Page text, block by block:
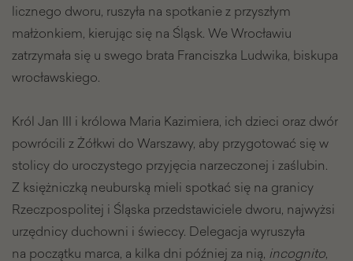
licznego dworu, ruszyła na spotkanie z przyszłym
małżonkiem, kierując się na Śląsk. We Wrocławiu
zatrzymała się u swego brata Franciszka Ludwika, biskupa
wrocławskiego.
Król Jan III i królowa Maria Kazimiera, ich dzieci oraz dwór
powrócili z Żółkwi do Warszawy, aby przygotować się w
stolicy do uroczystego przyjęcia narzeczonej i zaślubin.
Z księżniczką neuburską mieli spotkać się na granicy
Rzeczpospolitej i Śląska przedstawiciele dworu, najwyżsi
urzędnicy duchowni i świeccy. Delegacja wyruszyła
na początku marca, a kilka dni później za nią, incognito,